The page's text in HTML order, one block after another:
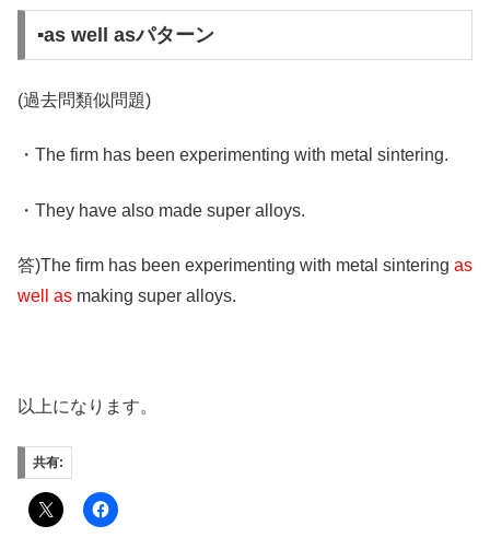
▪️as well asパターン
(過去問類似問題)
・The firm has been experimenting with metal sintering.
・They have also made super alloys.
答)The firm has been experimenting with metal sintering as
well as making super alloys.
以上になります。
共有: